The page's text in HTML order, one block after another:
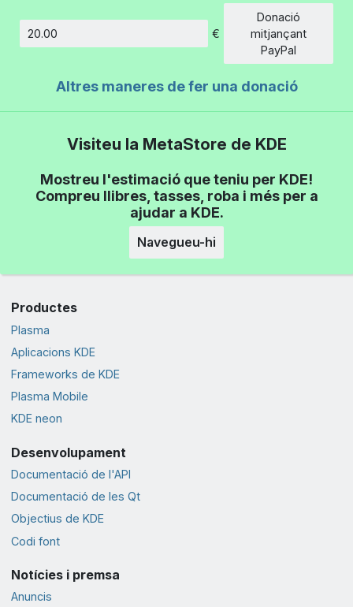
€
Donació
mitjançant
PayPal
Altres maneres de fer una donació
Visiteu la MetaStore de KDE
Mostreu l'estimació que teniu per KDE!
Compreu llibres, tasses, roba i més per a
ajudar a KDE.
Navegueu-hi
Productes
Plasma
Aplicacions KDE
Frameworks de KDE
Plasma Mobile
KDE neon
Desenvolupament
Documentació de l'API
Documentació de les Qt
Objectius de KDE
Codi font
Notícies i premsa
Anuncis